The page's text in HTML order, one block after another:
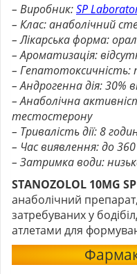
– Виробник:SP
– Клас: анаболічний
– Лікарська форма:
– Ароматизація:
– Гепатотоксичність:
– Андрогенна дія: 30%
– Анаболічна
тестостерону
– Тривалість дії: 8
– Час виявлення: до 360
– Затримка води:
STANOZOLOL 10MG
анаболічний
затребуваних у
атлетами для